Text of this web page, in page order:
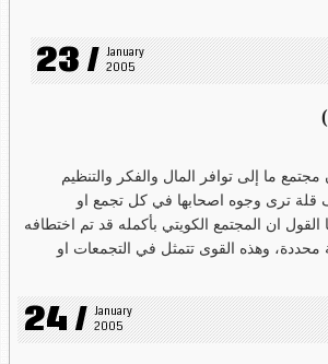
23 / January
2005
ما إلى توافر المال والفكر والتنظيم
قلة ترى وجوه اصحابها في كل تجمع او
القول ان المجتمع الكويتي بأكمله قد تم اختطافه
وهذه القوى تتمثل في التجمعات او
24 / January
2005